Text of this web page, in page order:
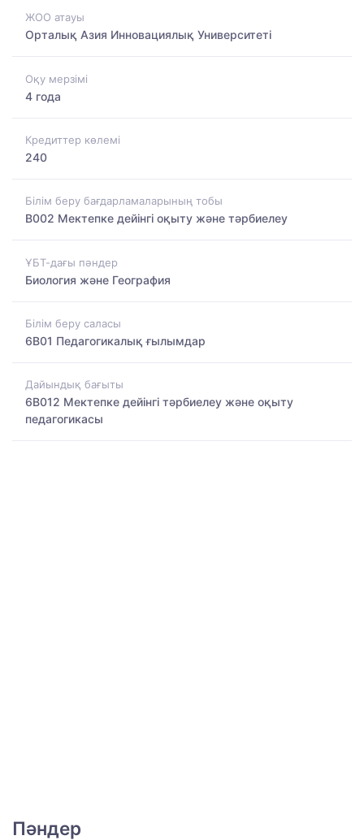
ЖОО атауы
Орталық Азия Инновациялық Университеті
Оқу мерзімі
4 года
Кредиттер көлемі
240
Білім беру бағдарламаларының тобы
B002 Мектепке дейінгі оқыту және тәрбиелеу
ҰБТ-дағы пәндер
Биология және География
Білім беру саласы
6B01 Педагогикалық ғылымдар
Дайындық бағыты
6B012 Мектепке дейінгі тәрбиелеу және оқыту
педагогикасы
Пәндер